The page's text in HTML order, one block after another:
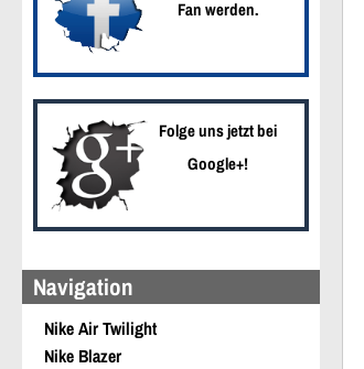
Fan werden.
Folge uns jetzt bei
Google+!
Navigation
Nike Air Twilight
Nike Blazer